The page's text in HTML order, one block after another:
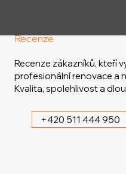
Recenze
Recenze zákazníků, kteří
profesionální renovace a
Kvalita, spolehlivost a
+420 511 444 950